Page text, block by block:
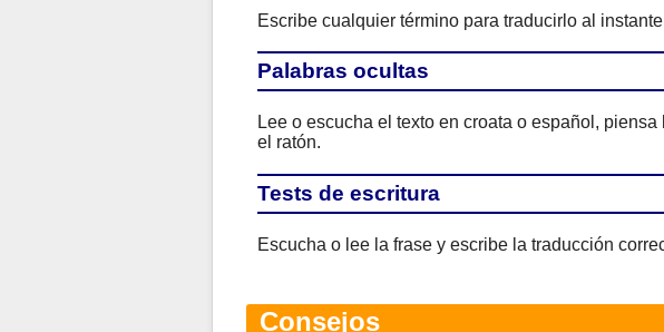
Escribe cualquier término para traducirlo al
Palabras ocultas
Lee o escucha el texto en croata o español,
el ratón.
Tests de escritura
Escucha o lee la frase y escribe la traducción
Consejos